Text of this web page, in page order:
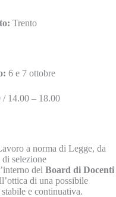
Trento
6 e 7 ottobre
/ 14.00 – 18.00
a norma di Legge, da
selezione
del Board di Docenti
di una possibile
e continuativa.